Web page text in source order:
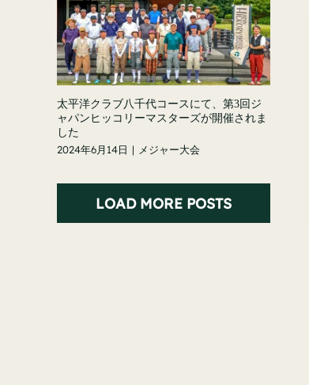
太平洋クラブ八千代コースにて、第3回ジ
ャパンヒッコリーマスターズが開催されま
した
2024年6月14日 | メジャー大会
LOAD MORE POSTS